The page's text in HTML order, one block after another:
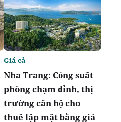
Nha Trang: Công suất
phòng chạm đỉnh, thị
trường căn hộ cho
thuê lập mặt bằng giá
Giá cả